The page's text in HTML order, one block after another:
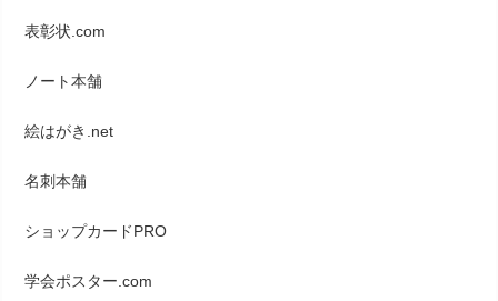
表彰状.com
ノート本舗
絵はがき.net
名刺本舗
ショップカードPRO
学会ポスター.com